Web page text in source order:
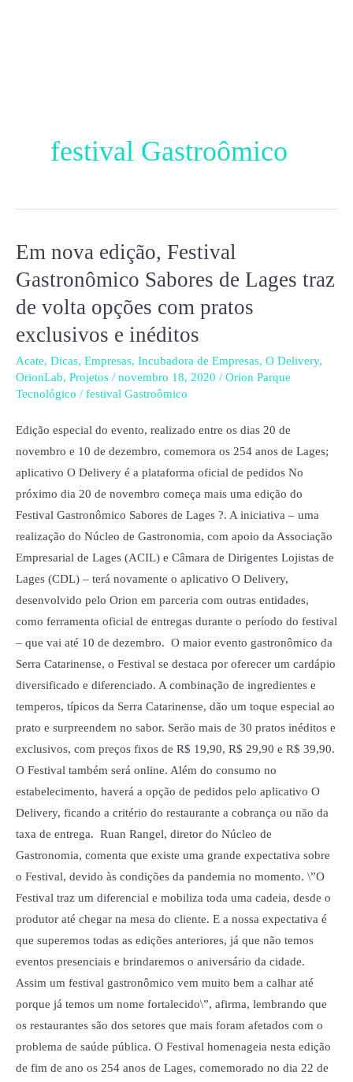
festival Gastroômico
Em nova edição, Festival
Gastronômico Sabores de Lages traz
de volta opções com pratos
exclusivos e inéditos
Acate, Dicas, Empresas, Incubadora de Empresas, O Delivery,
OrionLab, Projetos / novembro 18, 2020 / Orion Parque
Tecnológico / festival Gastroômico
Edição especial do evento, realizado entre os dias 20 de
novembro e 10 de dezembro, comemora os 254 anos de Lages;
aplicativo O Delivery é a plataforma oficial de pedidos No
próximo dia 20 de novembro começa mais uma edição do
Festival Gastronômico Sabores de Lages ?. A iniciativa – uma
realização do Núcleo de Gastronomia, com apoio da Associação
Empresarial de Lages (ACIL) e Câmara de Dirigentes Lojistas de
Lages (CDL) – terá novamente o aplicativo O Delivery,
desenvolvido pelo Orion em parceria com outras entidades,
como ferramenta oficial de entregas durante o período do festival
– que vai até 10 de dezembro. O maior evento gastronômico da
Serra Catarinense, o Festival se destaca por oferecer um cardápio
diversificado e diferenciado. A combinação de ingredientes e
temperos, típicos da Serra Catarinense, dão um toque especial ao
prato e surpreendem no sabor. Serão mais de 30 pratos inéditos e
exclusivos, com preços fixos de R$ 19,90, R$ 29,90 e R$ 39,90.
O Festival também será online. Além do consumo no
estabelecimento, haverá a opção de pedidos pelo aplicativo O
Delivery, ficando a critério do restaurante a cobrança ou não da
taxa de entrega. Ruan Rangel, diretor do Núcleo de
Gastronomia, comenta que existe uma grande expectativa sobre
o Festival, devido às condições da pandemia no momento. \”O
Festival traz um diferencial e mobiliza toda uma cadeia, desde o
produtor até chegar na mesa do cliente. E a nossa expectativa é
que superemos todas as edições anteriores, já que não temos
eventos presenciais e brindaremos o aniversário da cidade.
Assim um festival gastronômico vem muito bem a calhar até
porque já temos um nome fortalecido\”, afirma, lembrando que
os restaurantes são dos setores que mais foram afetados com o
problema de saúde pública. O Festival homenageia nesta edição
de fim de ano os 254 anos de Lages, comemorado no dia 22 de
Em
edição,
Festival
Gastronômico
Sabores
de
Lages
opções
com
exclusivos
inéditos